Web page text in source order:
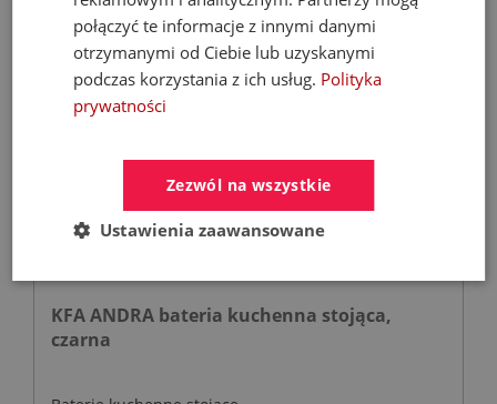
KFA ANDRA bateria kuchenna stojąca,
czarna
połączyć te informacje z innymi danymi
otrzymanymi od Ciebie lub uzyskanymi
podczas korzystania z ich usług. Polityka
prywatności
Zezwól na wszystkie
Ustawienia zaawansowane